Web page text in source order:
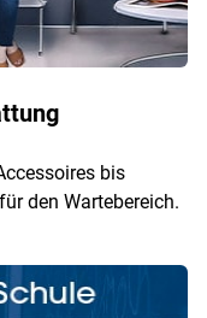
bis
den Wartebereich.